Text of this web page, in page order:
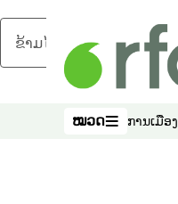
ຂ້າມໄປຍັງເນື້ອຫາຫຼັກ
ໝວດ
ໝວດ ການເມືອງ